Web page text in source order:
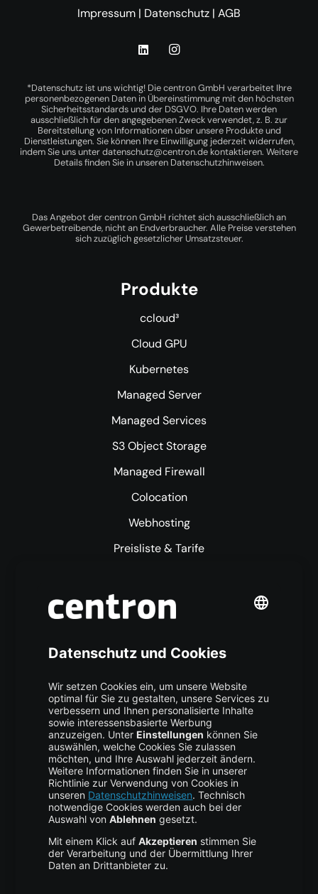
Impressum | Datenschutz | AGB
*Datenschutz ist uns wichtig! Die centron GmbH verarbeitet Ihre
personenbezogenen Daten in Übereinstimmung mit den höchsten
Sicherheitsstandards und der DSGVO. Ihre Daten werden
ausschließlich für den angegebenen Zweck verwendet, z. B. zur
Bereitstellung von Informationen über unsere Produkte und
Dienstleistungen. Sie können Ihre Einwilligung jederzeit widerrufen,
indem Sie uns unterdatenschutz@centron.de kontaktieren. Weitere
Details finden Sie in unseren Datenschutzhinweisen.
Das Angebot der centron GmbH richtet sich ausschließlich an
Gewerbetreibende, nicht an Endverbraucher. Alle Preise verstehen
sich zuzüglich gesetzlicher Umsatzsteuer.
Produkte
ccloud³
Cloud GPU
Kubernetes
Managed Server
Managed Services
S3 Object Storage
Managed Firewall
Colocation
Webhosting
Preisliste & Tarife
Mehr centron
High Availability
Trust Center
Data Recovery
Backup Service
Business Hosting
Cloud Storage
Cloud Anbieter
Leitfaden & Übersicht